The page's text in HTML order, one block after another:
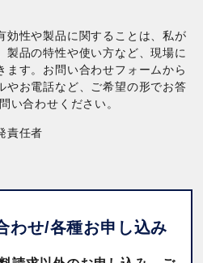
効性や製品に関することは、私が
製品の特性や使い方など、現場に
ます。お問い合わせフォームから
やお電話など、ご希望の形でお答
い合わせください。
責任者
わせ/各種お申し込み